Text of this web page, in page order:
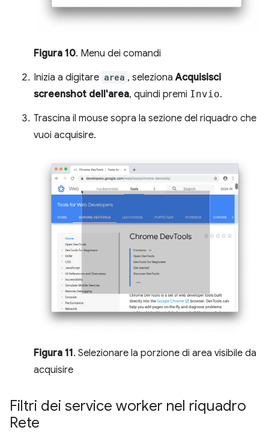
Figura 10. Menu dei comandi
Inizia a digitare area , selezionaAcquisisci
screenshot dell'area, quindi premi Invio.
Trascina il mouse sopra la sezione del riquadro che
vuoi acquisire.
Figura 11. Selezionare la porzione di area visibile da
acquisire
Filtri dei service worker nel riquadro
Rete